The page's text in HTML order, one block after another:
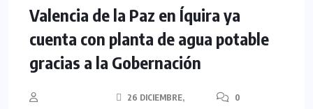
Valencia de la Paz en Íquira ya
cuenta con planta de agua potable
gracias a la Gobernación
26 DICIEMBRE,
0